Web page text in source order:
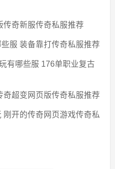
传奇新服传奇私服推荐
服 装备靠打传奇私服推荐
有哪些服 176单职业复古
超变网页版传奇私服推荐
刚开的传奇网页游戏传奇私